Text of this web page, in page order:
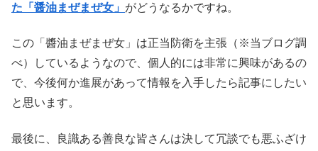
た「醤油まぜまぜ女」 がどうなるかですね。
この「醬油まぜまぜ女」は正当防衛を主張（※当ブログ調
べ）しているようなので、個人的には非常に興味があるの
で、今後何か進展があって情報を入手したら記事にしたい
と思います。
最後に、良識ある善良な皆さんは決して冗談でも悪ふざけ